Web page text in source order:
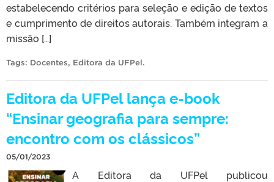
estabelecendo critérios para seleção e edição de textos
e cumprimento de direitos autorais. Também integram a
missão […]
Tags: Docentes, Editora da UFPel.
Editora da UFPel lança e-book
“Ensinar geografia para sempre:
encontro com os clássicos”
05/01/2023
A Editora da UFPel publicou